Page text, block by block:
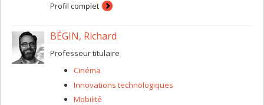
Profil complet
BÉGIN, Richard
Professeur titulaire
Cinéma
Innovations technologiques
Mobilité